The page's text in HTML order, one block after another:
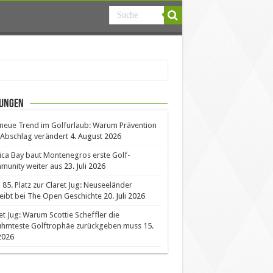
Trend im Golfurlaub: Warum Prävention
verändert 4. August 2026
Bay baut Montenegros erste Golf-
weiter aus 23. Juli 2026
85. Platz zur Claret Jug: Neuseeländer
bei The Open Geschichte 20. Juli 2026
Jug: Warum Scottie Scheffler die
Golftrophäe zurückgeben muss 15.